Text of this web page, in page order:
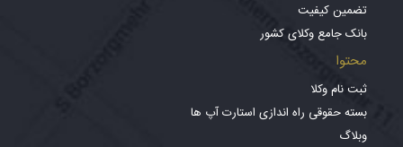
تضمین کیفیت
بانک جامع وکلای کشور
محتوا
ثبت نام وکلا
بسته حقوقی راه اندازی استارت آپ ها
وبلاگ